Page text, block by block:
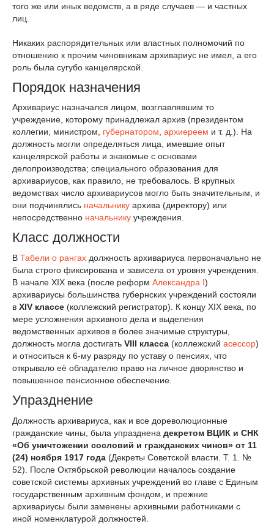
того же или иных ведомств, а в ряде случаев — и частных
лиц.
Никаких распорядительных или властных полномочий по
отношению к прочим чиновникам архивариус не имел, а его
роль была сугубо канцелярской.
Порядок назначения
Архивариус назначался лицом, возглавлявшим то
учреждение, которому принадлежал архив (президентом
коллегии, министром, губернатором, архиереем и т. д.). На
должность могли определяться лица, имевшие опыт
канцелярской работы и знакомые с основами
делопроизводства; специального образования для
архивариусов, как правило, не требовалось. В крупных
ведомствах число архивариусов могло быть значительным, и
они подчинялись начальнику архива (директору) или
непосредственно начальнику учреждения.
Класс должности
В Табели о рангах должность архивариуса первоначально не
была строго фиксирована и зависела от уровня учреждения.
В начале XIX века (после реформ Александра I)
архивариусы большинства губернских учреждений состояли
в XIV классе (коллежский регистратор). К концу XIX века, по
мере усложнения архивного дела и выделения
ведомственных архивов в более значимые структуры,
должность могла достигать VIII класса (коллежский асессор)
и относиться к 6-му разряду по уставу о пенсиях, что
открывало её обладателю право на личное дворянство и
повышенное пенсионное обеспечение.
Упразднение
Должность архивариуса, как и все дореволюционные
гражданские чины, была упразднена декретом ВЦИК и СНК
«Об уничтожении сословий и гражданских чинов» от 11
(24) ноября 1917 года (Декреты Советской власти. Т. 1. №
52). После Октябрьской революции началось создание
советской системы архивных учреждений во главе с Единым
государственным архивным фондом, и прежние
архивариусы были заменены архивными работниками с
иной номенклатурой должностей.